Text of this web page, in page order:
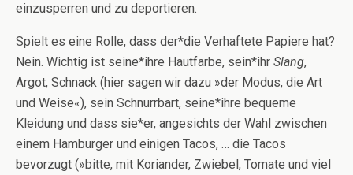
einzusperren und zu deportieren.
Spielt es eine Rolle, dass der*die Verhaftete Papiere hat?
Nein. Wichtig ist seine*ihre Hautfarbe, sein*ihr Slang,
Argot, Schnack (hier sagen wir dazu »der Modus, die Art
und Weise«), sein Schnurrbart, seine*ihre bequeme
Kleidung und dass sie*er, angesichts der Wahl zwischen
einem Hamburger und einigen Tacos, … die Tacos
bevorzugt (»bitte, mit Koriander, Zwiebel, Tomate und viel